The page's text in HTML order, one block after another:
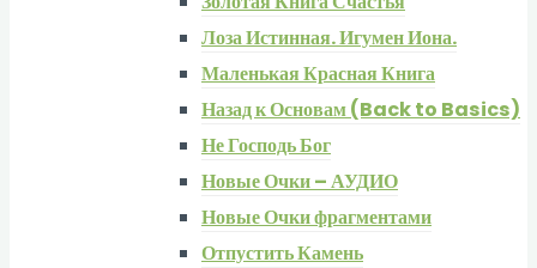
Лоза Истинная. Игумен Иона.
Маленькая Красная Книга
Назад к Основам (Back to Basics)
Не Господь Бог
Новые Очки – АУДИО
Новые Очки фрагментами
Отпустить Камень